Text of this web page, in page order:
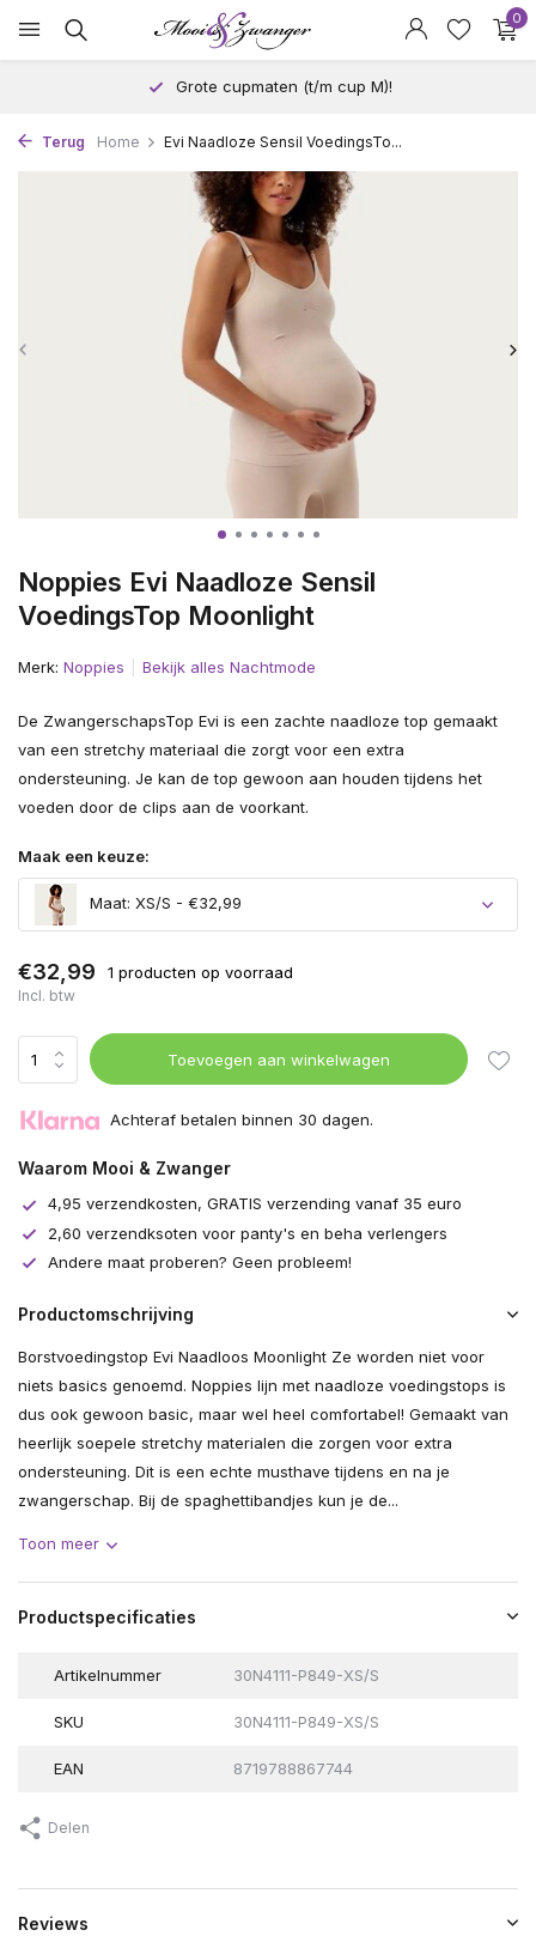
0
Grote cupmaten (t/m cup M)!
Terug Home Evi Naadloze Sensil VoedingsTo...
Noppies Evi Naadloze Sensil
VoedingsTop Moonlight
Merk: Noppies Bekijk alles Nachtmode
De ZwangerschapsTop Evi is een zachte naadloze top gemaakt
van een stretchy materiaal die zorgt voor een extra
ondersteuning. Je kan de top gewoon aan houden tijdens het
voeden door de clips aan de voorkant.
Maak een keuze:
Maat: XS/S - €32,99
€32,99 1 producten op voorraad
Incl. btw
Toevoegen aan winkelwagen
Achteraf betalen binnen 30 dagen.
Waarom Mooi & Zwanger
4,95 verzendkosten, GRATIS verzending vanaf 35 euro
2,60 verzendksoten voor panty's en beha verlengers
Andere maat proberen? Geen probleem!
Productomschrijving
Borstvoedingstop Evi Naadloos Moonlight Ze worden niet voor
niets basics genoemd. Noppies lijn met naadloze voedingstops is
dus ook gewoon basic, maar wel heel comfortabel! Gemaakt van
heerlijk soepele stretchy materialen die zorgen voor extra
ondersteuning. Dit is een echte musthave tijdens en na je
zwangerschap. Bij de spaghettibandjes kun je de...
Toon meer
Productspecificaties
Artikelnummer 30N4111-P849-XS/S
SKU 30N4111-P849-XS/S
EAN 8719788867744
Delen
Reviews